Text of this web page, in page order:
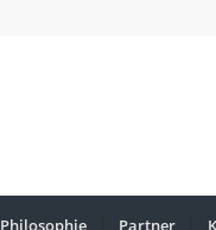
Philosophie Partner